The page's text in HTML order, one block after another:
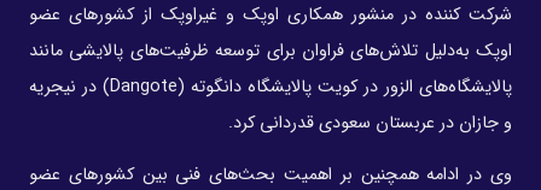
شرکت کننده در منشور همکاری اوپک و غیراوپک از کشورهای عضو
اوپک به‌دلیل تلاش‌های فراوان برای توسعه ظرفیت‌های پالایشی مانند
پالایشگاه‌های الزور در کویت پالایشگاه دانگوته (Dangote) در نیجریه
و جازان در عربستان سعودی قدردانی کرد.
وی در ادامه همچنین بر اهمیت بحث‌های فنی بین کشورهای عضو